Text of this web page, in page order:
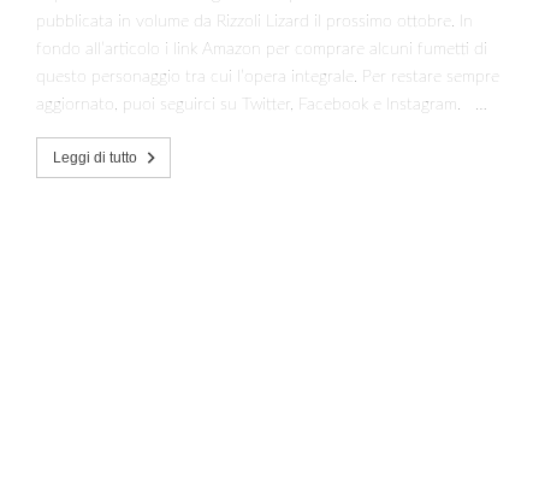
pubblicata in volume da Rizzoli Lizard il prossimo ottobre. In
fondo all’articolo i link Amazon per comprare alcuni fumetti di
questo personaggio tra cui l’opera integrale. Per restare sempre
aggiornato, puoi seguirci su Twitter, Facebook e Instagram. …
Leggi di tutto